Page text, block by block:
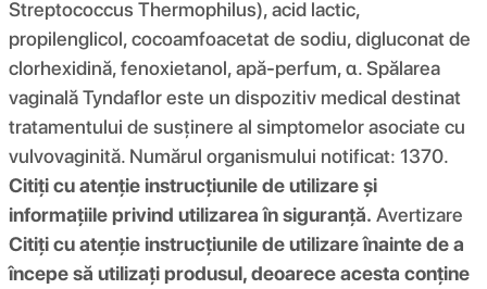
Streptococcus Thermophilus), acid lactic,
propilenglicol, cocoamfoacetat de sodiu, digluconat de
clorhexidină, fenoxietanol, apă-perfum, α. Spălarea
vaginală Tyndaflor este un dispozitiv medical destinat
tratamentului de susținere al simptomelor asociate cu
vulvovaginită. Numărul organismului notificat: 1370.
Citiți cu atenție instrucțiunile de utilizare și
informațiile privind utilizarea în siguranță. Avertizare
Citiți cu atenție instrucțiunile de utilizare înainte de a
începe să utilizați produsul, deoarece acesta conține